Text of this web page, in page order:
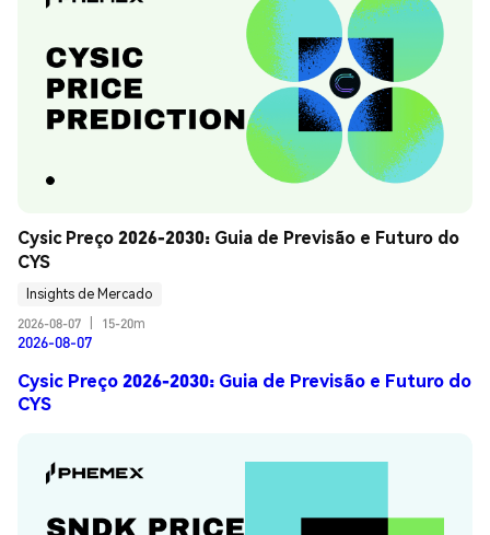
Cysic Preço 2026-2030: Guia de Previsão e Futuro do
CYS
Insights de Mercado
2026-08-07
15-20m
2026-08-07
Cysic Preço 2026-2030: Guia de Previsão e Futuro do
CYS